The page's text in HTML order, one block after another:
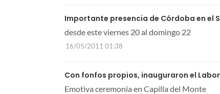
Importante presencia de Córdoba en el
desde este viernes 20 al domingo 22
16/05/2011 01:38
Con fonfos propios, inauguraron el
Emotiva ceremonia en Capilla del Monte